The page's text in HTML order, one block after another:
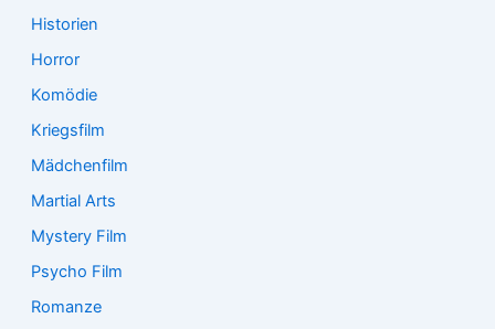
Historien
Horror
Komödie
Kriegsfilm
Mädchenfilm
Martial Arts
Mystery Film
Psycho Film
Romanze